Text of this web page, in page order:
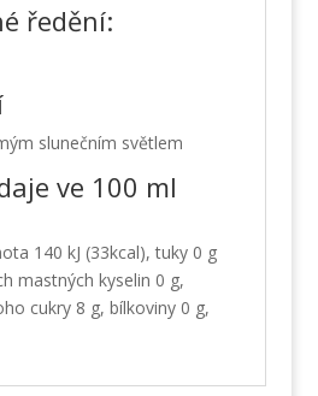
ředění:
slunečním světlem
ve 100 ml
140 kJ (33kcal), tuky 0 g
mastných kyselin 0 g,
cukry 8 g, bílkoviny 0 g,